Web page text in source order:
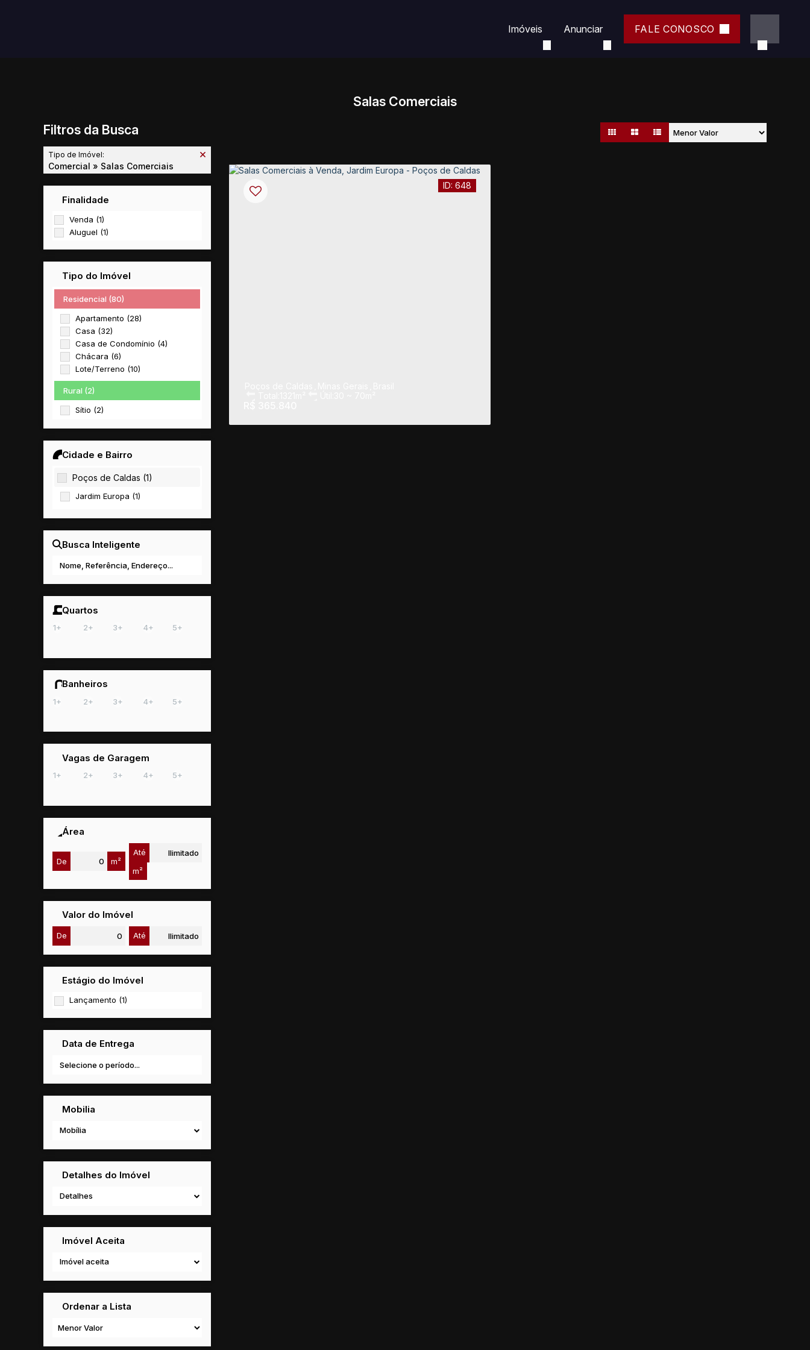
FALE CONOSCO
Anunciar
Imóveis
Salas Comerciais
Filtros da Busca
Tipo de Imóvel:
Comercial » Salas Comerciais
Finalidade
Venda (1)
Aluguel (1)
Tipo do Imóvel
Residencial (80)
Apartamento (28)
Casa (32)
Casa de Condomínio (4)
Chácara (6)
Lote/Terreno (10)
Rural (2)
Sítio (2)
Comercial (1)
Salas Comerciais (1)
Misto (1)
Residencial e Comercial (1)
Cidade e Bairro
Poços de Caldas (1)
Jardim Europa (1)
Busca Inteligente
Quartos
1+ 2+ 3+ 4+ 5+
Banheiros
1+ 2+ 3+ 4+ 5+
Vagas de Garagem
1+ 2+ 3+ 4+ 5+
Área
De m²
Até
m²
Valor do Imóvel
De Até
Estágio do Imóvel
Lançamento (1)
Data de Entrega
Mobilia
Mobília
Detalhes do Imóvel
Detalhes
Imóvel Aceita
Imóvel aceita
Ordenar a Lista
648